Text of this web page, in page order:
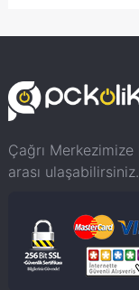
Çağrı
arası ulaşabilirsiniz.